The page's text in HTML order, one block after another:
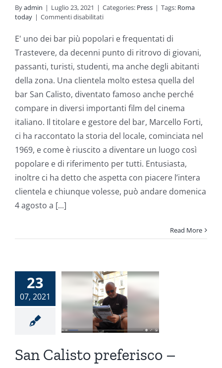
Byadmin | Luglio 23, 2021 | Categories: Press | Tags: Roma
today | Commenti disabilitatisu
San
Calisto!
Il
bar
simbolo
di
di
compie
50
E' uno dei bar più popolari e frequentati di
Trastevere, da decenni punto di ritrovo di giovani,
passanti, turisti, studenti, ma anche degli abitanti
della zona. Una clientela molto estesa quella del
bar San Calisto, diventato famoso anche perché
compare in diversi importanti film del cinema
italiano. Il titolare e gestore del bar, Marcello Forti,
ci ha raccontato la storia del locale, cominciata nel
1969, e come è riuscito a diventare un luogo così
popolare e di riferimento per tutti. Entusiasta,
inoltre ci ha detto che aspetta con piacere l’intera
clientela e chiunque volesse, può andare domenica
4 agosto a [...]
Read More
23
07, 2021
–
De
legge
San Calisto preferisco –